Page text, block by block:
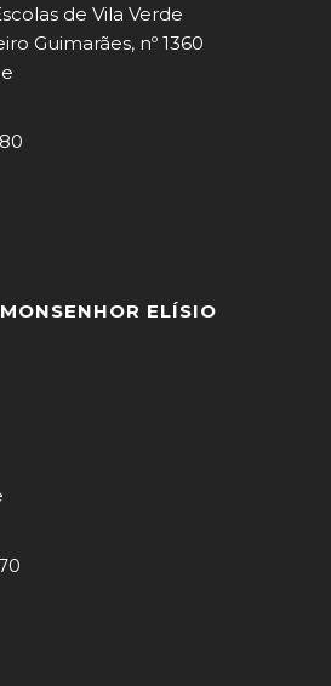
de Vila Verde
Guimarães, nº 1360
ELÍSIO